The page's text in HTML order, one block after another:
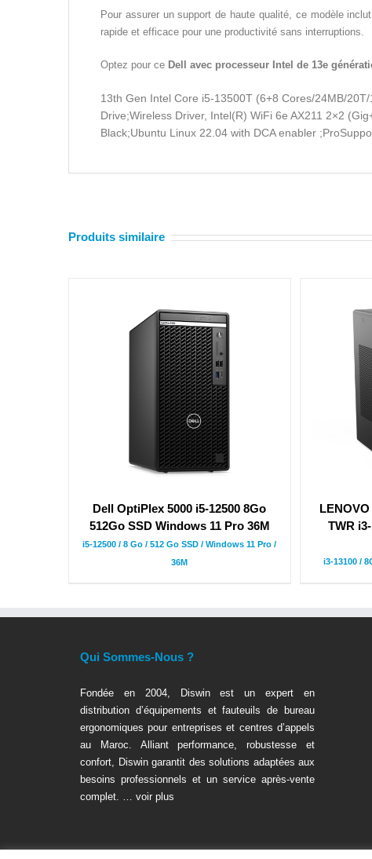
Pour assurer un support de haute qualité, ce modèle
rapide et efficace pour une productivité sans interruptions.
Optez pour ce Dell avec processeur Intel de 13e
13th Gen Intel Core i5-13500T (6+8 Cores/24MB/
Drive;Wireless Driver, Intel(R) WiFi 6e AX211 2×2
Black;Ubuntu Linux 22.04 with DCA enabler
Produits similaire
Dell OptiPlex 5000 i5-12500 8Go
512Go SSD Windows 11 Pro 36M
i5-12500 / 8 Go / 512 Go SSD / Windows 11 Pro /
36M
TWR
i3-13100 /
Qui Sommes-Nous ?
Fondée en 2004, Diswin est un expert en
distribution d’équipements et fauteuils de bureau
ergonomiques pour entreprises et centres d’appels
au Maroc. Alliant performance, robustesse et
confort, Diswin garantit des solutions adaptées aux
besoins professionnels et un service après-vente
complet. …
voir plus